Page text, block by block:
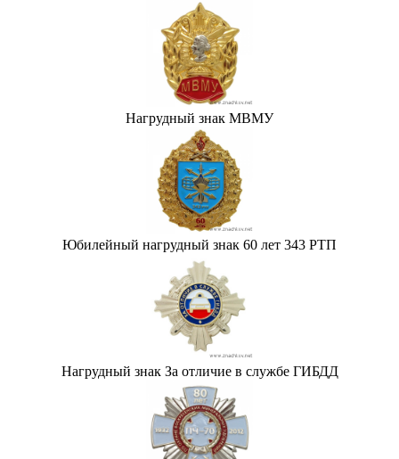
Нагрудный знак МВМУ
Юбилейный нагрудный знак 60 лет 343 РТП
Нагрудный знак За отличие в службе ГИБДД